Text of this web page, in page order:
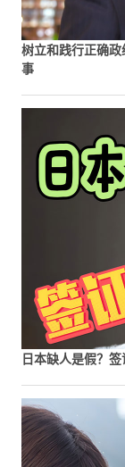
树立和践行正确
事
日本缺人是假？签